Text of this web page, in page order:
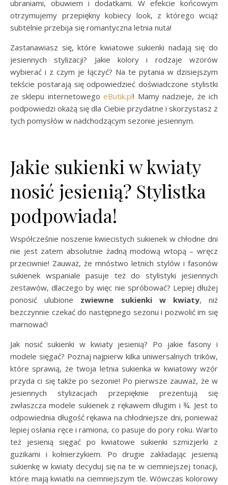
ubraniami, obuwiem i dodatkami. W efekcie końcowym
otrzymujemy przepiękny kobiecy look, z którego wciąż
subtelnie przebija się romantyczna letnia nuta!
Zastanawiasz się, które kwiatowe sukienki nadają się do
jesiennych stylizacji? Jakie kolory i rodzaje wzorów
wybierać i z czym je łączyć? Na te pytania w dzisiejszym
tekście postarają się odpowiedzieć doświadczone stylistki
ze sklepu internetowegoeButik.pl! Mamy nadzieje, że ich
podpowiedzi okażą się dla Ciebie przydatne i skorzystasz z
tych pomysłów w nadchodzącym sezonie jesiennym.
Jakie sukienki w kwiaty
nosić jesienią? Stylistka
podpowiada!
Współcześnie noszenie kwiecistych sukienek w chłodne dni
nie jest zatem absolutnie żadną modową wtopą – wręcz
przeciwnie! Zauważ, że mnóstwo letnich stylów i fasonów
sukienek wspaniale pasuje też do stylistyki jesiennych
zestawów, dlaczego by więc nie spróbować? Lepiej dłużej
ponosić ulubione zwiewne sukienki w kwiaty, niż
bezczynnie czekać do następnego sezonu i pozwolić im się
marnować!
Jak nosić sukienki w kwiaty jesienią? Po jakie fasony i
modele sięgać? Poznaj najpierw kilka uniwersalnych trików,
które sprawią, że twoja letnia sukienka w kwiatowy wzór
przyda ci się także po sezonie! Po pierwsze zauważ, że w
jesiennych stylizacjach przepięknie prezentują się
zwłaszcza modele sukienek z rękawem długim i ¾. Jest to
odpowiednia długość rękawa na chłodniejsze dni, ponieważ
lepiej osłania ręce i ramiona, co pasuje do pory roku. Warto
też jesienią sięgać po kwiatowe sukienki szmizjerki z
guzikami i kołnierzykiem. Po drugie zakładając jesienią
sukienkę w kwiaty decyduj się na te w ciemniejszej tonacji,
które mają kwiatki na ciemniejszym tle. Wówczas kolorowy